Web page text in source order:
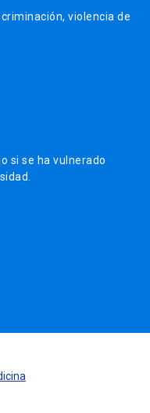
violencia de
si se ha vulnerado